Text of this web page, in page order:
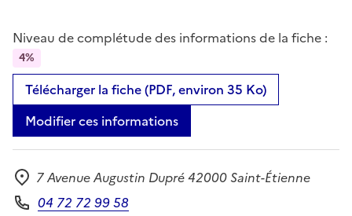
Niveau de complétude des informations de la fiche :
4%
Télécharger la fiche (PDF, environ 35 Ko)
Modifier ces informations
Adresse
7 Avenue Augustin Dupré 42000 Saint-Étienne
04 72 72 99 58